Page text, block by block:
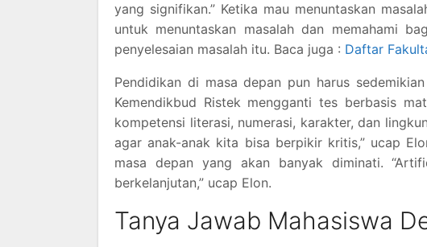
yang signifikan.” Ketika mau menuntaskan
untuk menuntaskan masalah dan memahami
penyelesaian masalah itu. Baca juga : Daftar
Pendidikan di masa depan pun harus
Kemendikbud Ristek mengganti tes berbasis
kompetensi literasi, numerasi, karakter, dan
agar anak-anak kita bisa berpikir kritis,” ucap
masa depan yang akan banyak diminati.
berkelanjutan,” ucap Elon.
Tanya Jawab Mahasiswa